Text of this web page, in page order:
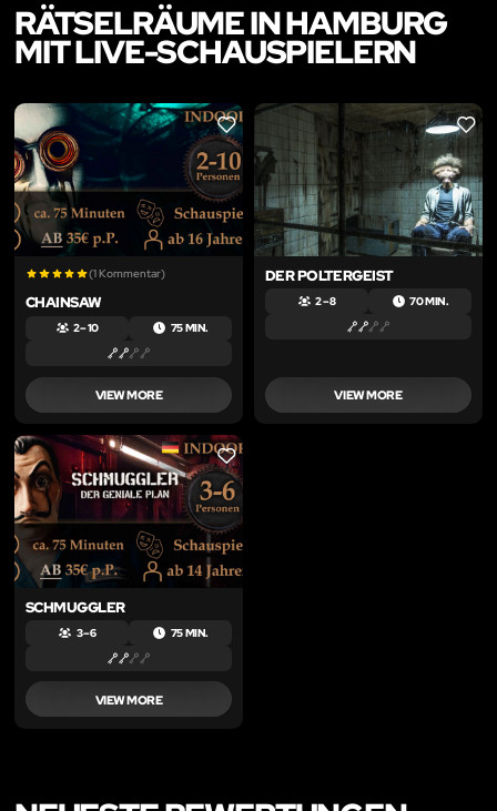
RÄTSELRÄUME IN HAMBURG
MIT LIVE-SCHAUSPIELERN
LIKE
(1 Kommentar)
CHAINSAW
2 – 10 75 MIN.
VIEW MORE
LIKE
DER POLTERGEIST
2 – 8 70 MIN.
VIEW MORE
LIKE
SCHMUGGLER
3 – 6 75 MIN.
VIEW MORE